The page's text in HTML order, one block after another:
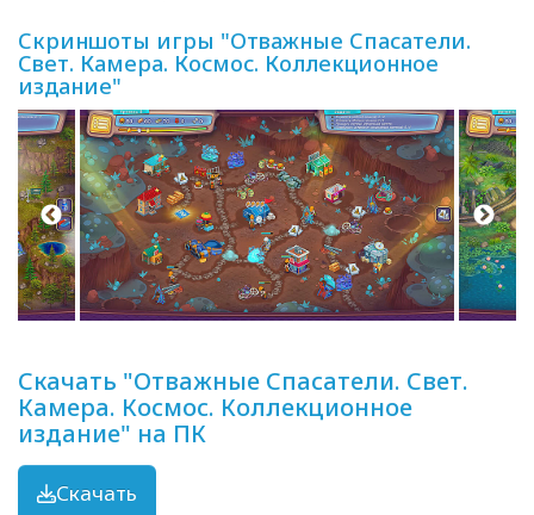
Скриншоты игры "Отважные Спасатели.
Свет. Камера. Космос. Коллекционное
издание"
Скачать "Отважные Спасатели. Свет.
Камера. Космос. Коллекционное
издание" на ПК
Скачать